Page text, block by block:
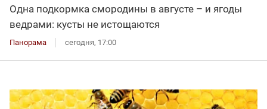
Одна подкормка смородины в августе – и ягоды
ведрами: кусты не истощаются
Панорама сегодня, 17:00